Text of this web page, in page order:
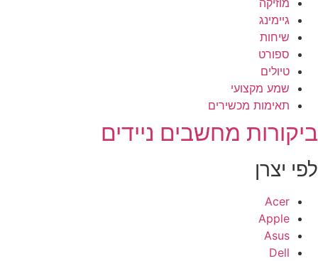
גיימינג
שיחות
ספורט
טיולים
שמע מקצועי
תאימות מכשירים
מחשבים ניידים
יצרן
Acer
Apple
Asus
Dell